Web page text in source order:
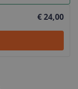
€ 24,00